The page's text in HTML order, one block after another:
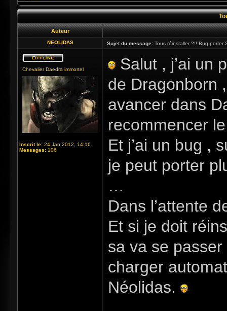
Auteur
NEOLIDAS Sujet du message: Tous réinstaller ?!! Bug porter
Chevalier Daedra immortel
Inscrit le: 24 Jan 2012, 14:16
Messages: 106
Salut , j’ai un
de Dragonborn
avancer dans
recommencer
Et j’ai un bug ,
je peut porter
…
Dans l’attente
Et si je doit
sa va se
charger
Néolidas.